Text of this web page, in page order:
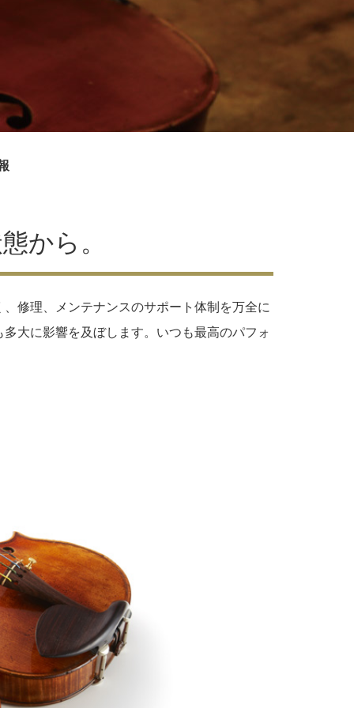
から。
修理、メンテナンスのサポート体制を万全に
大に影響を及ぼします。いつも最高のパフォ